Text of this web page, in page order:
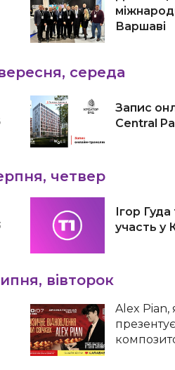
Варшаві
середа
Запис
Central
четвер
Ігор
участь у
вівторок
Alex Pian,